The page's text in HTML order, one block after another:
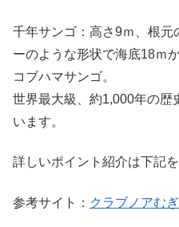
千年サンゴ：高さ9ｍ、根元
ーのような形状で海底18ｍ
コブハマサンゴ。
世界最大級、約1,000年の歴
います。
詳しいポイント紹介は下記
参考サイト： クラブノアむぎ